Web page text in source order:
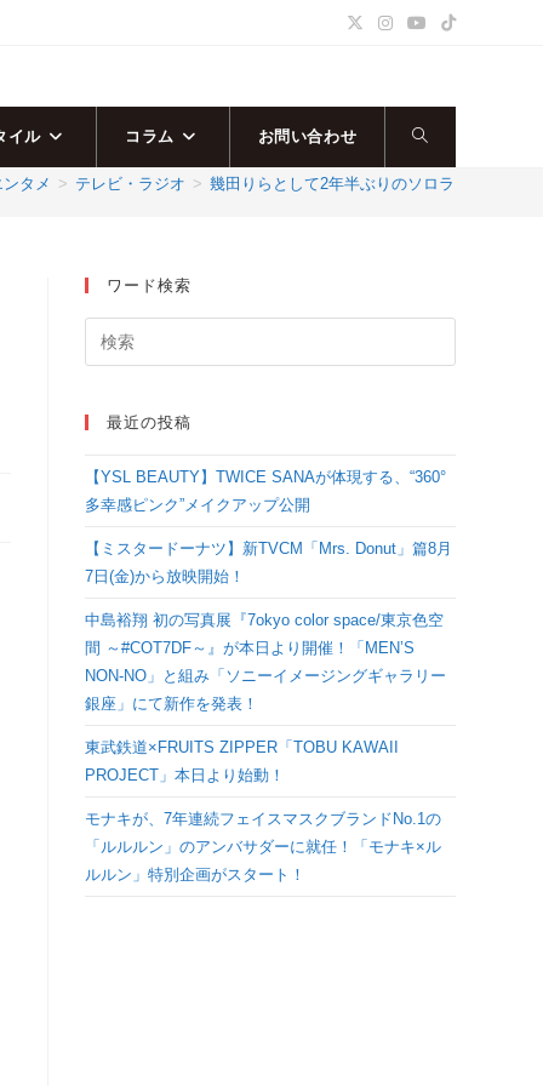
イル コラム お問い合わせ ウ
ェ
サ
検
索
を
ンタメ > テレビ・ラジオ > 幾田りらとして2年半ぶりのソロライブ「
ワード検索
最近の投稿
【YSL BEAUTY】TWICE SANAが体現する、“360°
多幸感ピンク”メイクアップ公開
【ミスタードーナツ】新TVCM「Mrs. Donut」篇8月
7日(金)から放映開始！
中島裕翔 初の写真展『7okyo color space/東京色空
間 ～#COT7DF～』が本日より開催！「MEN’S
NON-NO」と組み「ソニーイメージングギャラリー
銀座」にて新作を発表！
東武鉄道×FRUITS ZIPPER「TOBU KAWAII
PROJECT」本日より始動！
モナキが、7年連続フェイスマスクブランドNo.1の
「ルルルン」のアンバサダーに就任！「モナキ×ル
ルルン」特別企画がスタート！